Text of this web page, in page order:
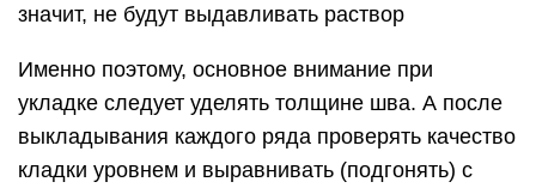
значит, не будут выдавливать раствор
Именно поэтому, основное внимание при
укладке следует уделять толщине шва. А после
выкладывания каждого ряда проверять качество
кладки уровнем и выравнивать (подгонять) с